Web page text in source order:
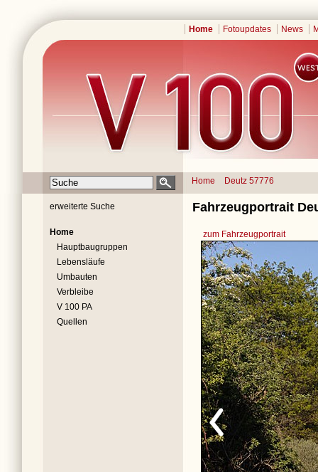
Home Fotoupdates News
Home Deutz 57776
erweiterte Suche
Home
Hauptbaugruppen
Lebensläufe
Umbauten
Verbleibe
V 100 PA
Quellen
Fahrzeugportrait
zum Fahrzeugportrait